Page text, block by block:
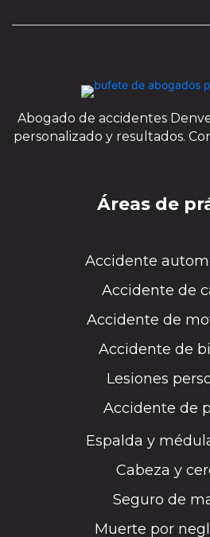
Abogado de accidentes
personalizado y resultados.
Áreas de
Accidente
Accidente de
Accidente de
Accidente de
Lesiones
Accidente de
Espalda y
Cabeza y
Seguro de
Muerte por